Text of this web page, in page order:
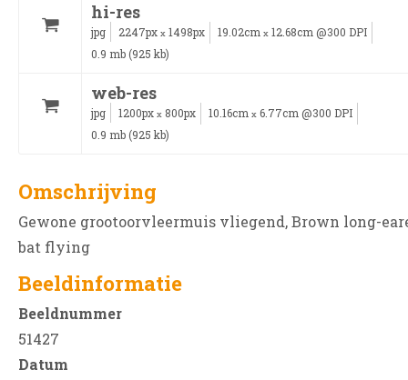
hi-res
jpg 2247px x 1498px 19.02cm x 12.68cm @300 DPI
0.9 mb (925 kb)
web-res
jpg 1200px x 800px 10.16cm x 6.77cm @300 DPI
0.9 mb (925 kb)
Omschrijving
Gewone grootoorvleermuis vliegend, Brown long-
bat flying
Beeldinformatie
Beeldnummer
51427
Datum